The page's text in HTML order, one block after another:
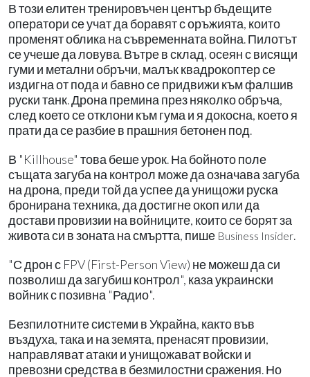
В този елитен тренировъчен център бъдещите
оператори се учат да боравят с оръжията, които
променят облика на съвременната война. Пилотът
се учеше да ловува. Вътре в склад, осеян с висящи
гуми и метални обръчи, малък квадрокоптер се
издигна от пода и бавно се придвижи към фалшив
руски танк. Дрона премина през няколко обръча,
след което се отклони към гума и я докосна, което я
прати да се разбие в прашния бетонен под.
В "Killhouse" това беше урок. На бойното поле
същата загуба на контрол може да означава загуба
на дрона, преди той да успее да унищожи руска
бронирана техника, да достигне окоп или да
достави провизии на войниците, които се борят за
живота си в зоната на смъртта, пише Business Insider.
"С дрон с FPV (First-Person View) не можеш да си
позволиш да загубиш контрол", каза украински
войник с позивна "Радио".
Безпилотните системи в Украйна, както във
въздуха, така и на земята, пренасят провизии,
направляват атаки и унищожават войски и
превозни средства в безмилостни сражения. Но